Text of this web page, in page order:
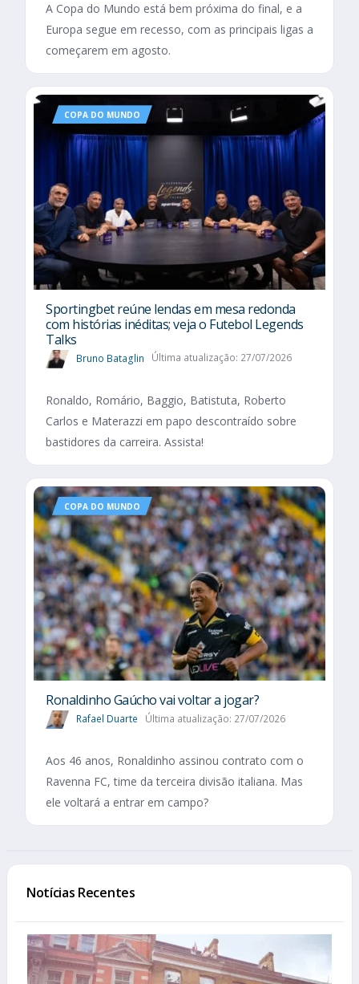
A Copa do Mundo está bem próxima do final, e a
Europa segue em recesso, com as principais ligas a
começarem em agosto.
COPA DO MUNDO
Sportingbet reúne lendas em mesa redonda
com histórias inéditas; veja o Futebol Legends
Talks
Bruno Bataglin Última atualização: 27/07/2026
Ronaldo, Romário, Baggio, Batistuta, Roberto
Carlos e Materazzi em papo descontraído sobre
bastidores da carreira. Assista!
COPA DO MUNDO
Ronaldinho Gaúcho vai voltar a jogar?
Rafael Duarte Última atualização: 27/07/2026
Aos 46 anos, Ronaldinho assinou contrato com o
Ravenna FC, time da terceira divisão italiana. Mas
ele voltará a entrar em campo?
Notícias Recentes